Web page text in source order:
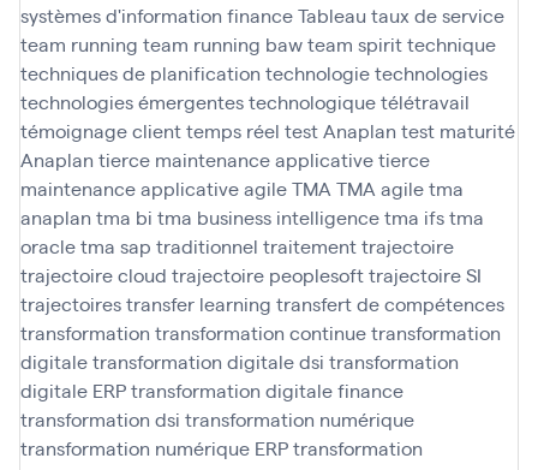
systèmes d'information financeTableau taux de service
team running team running bawteam spirittechnique
techniques de planification technologietechnologies
technologies émergentestechnologiquetélétravail
témoignage clienttemps réel test Anaplan test maturité
Anaplan tierce maintenance applicativetierce
maintenance applicative agileTMA TMA agiletma
anaplan tma bi tma business intelligencetma ifstma
oracletma sap traditionnel traitementtrajectoire
trajectoire cloud trajectoire peoplesofttrajectoire SI
trajectoirestransfer learning transfert de compétences
transformation transformation continuetransformation
digitaletransformation digitale dsi transformation
digitale ERPtransformation digitale finance
transformation dsi transformation numérique
transformation numérique ERPtransformation